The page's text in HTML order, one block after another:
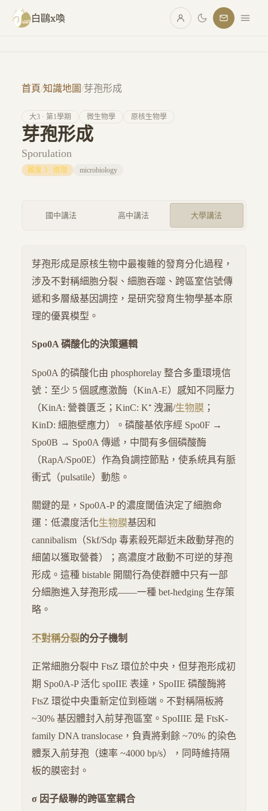
跳至主要內容
白鷗x喚
首頁/知識地圖/芽孢形成
大3 · 第1學期 微生物學 原核生物學
芽孢形成
Sporulation
難度 3 · 進階 microbiology
國中講法 高中講法 大學講法
芽孢形成是原核生物中最複雜的發育分化過程，
涉及不對稱細胞分裂、細胞吞噬、跨區室信號傳
遞和多層級基因調控，是研究發育生物學基本原
理的優異模型。
Spo0A 磷酸化的決策邏輯
Spo0A 的磷酸化由 phosphorelay 整合多重環境信
號：至少 5 個感應激酶（KinA-E）感知不同壓力
（KinA: 營養匱乏；KinC: K⁺ 洩漏/生物膜 ；
KinD: 細胞壁應力）。磷酸基依序經 Spo0F →
Spo0B → Spo0A 傳遞，中間有多個磷酸酶
（RapA/Spo0E）作為負調控節點，使系統具有脈
衝式（pulsatile）動態。
關鍵的是，Spo0A-P 的濃度閾值決定了細胞命
運：低濃度活化生物膜基因和
cannibalism（Skf/Sdp 毒素殺死鄰近未啟動芽孢的
細菌以獲取營養）；高濃度才啟動不可逆的芽孢
形成。這種 bistable 開關行為使群體中只有一部
分細胞進入芽孢形成——一種 bet-hedging 生存策
略。
不對稱分裂的分子機制
正常細胞分裂中 FtsZ 環位於中央，但芽孢形成初
期 Spo0A-P 活化 spoIIE 表達，SpoIIE 磷酸酶將
FtsZ 環從中央重新定位到極端。不對稱隔板將
~30% 基因體封入前芽孢區室。SpoIIIE 是 FtsK-
family DNA translocase，負責將剩餘 ~70% 的染色
體泵入前芽孢（速率 ~4000 bp/s），同時維持隔
板的膜密封。
σ 因子級聯的跨區室耦合